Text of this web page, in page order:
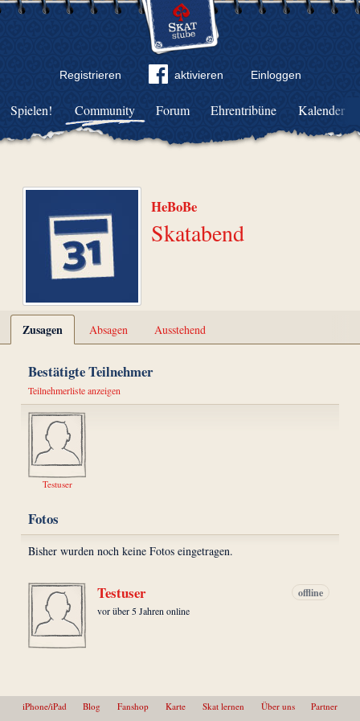
Registrieren aktivieren Einloggen
Community Forum Ehrentribüne Kalender
Spielen!
HeBoBe
Skatabend
Zusagen Absagen Ausstehend
Bestätigte Teilnehmer
Teilnehmerliste anzeigen
Testuser
Fotos
Bisher wurden noch keine Fotos eingetragen.
Testuser offline
vor über 5 Jahren online
iPhone/iPad Blog Fanshop Karte Skat lernen Über uns Partner